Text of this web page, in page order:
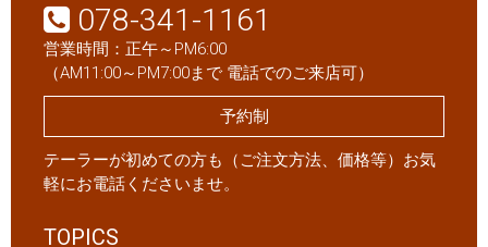
078-341-1161
営業時間：正午～PM6:00
（AM11:00～PM7:00まで 電話でのご来店可）
予約制
テーラーが初めての方も（ご注文方法、価格等）お気
軽にお電話くださいませ。
TOPICS